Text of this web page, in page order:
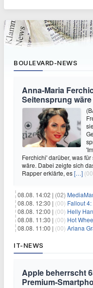
BOULEVARD-NEWS
Anna-Maria
Seitensprung
Ferchichi' darüber, was
wäre. Dabei zeigte sich
Rapper erklärte, es[…]
08.08. 14:02 | (02)
08.08. 12:30 | (00) Fallout
08.08. 12:00 | (00) Helly
08.08. 11:30 | (00) Hot
08.08. 11:00 | (00) Ariana
IT-NEWS
Apple beherrscht
Premium-